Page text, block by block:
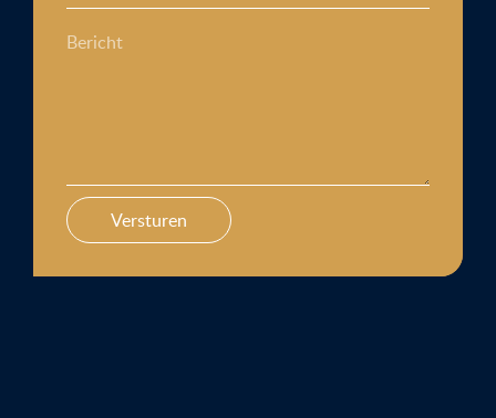
Bericht
Versturen